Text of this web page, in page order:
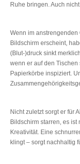
Ruhe bringen. Auch
Wenn im
Bildschirm erscheint,
(Blut-)druck sinkt
wenn er auf den
Papierkörbe inspiziert.
Nicht zuletzt sorgt er für
Bildschirm starren, es ist
Kreativität. Eine
klingt – sorgt nachhaltig